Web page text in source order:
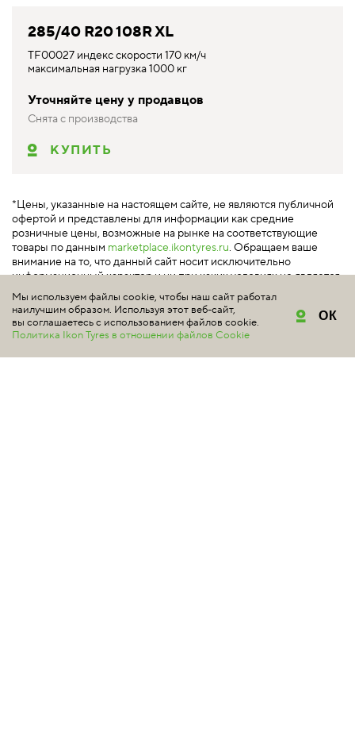
285/40 R20 108R XL
TF00027 индекс скорости 170 км/ч
максимальная нагрузка 1000 кг
Уточняйте цену у продавцов
Снята с производства
КУПИТЬ
*Цены, указанные на настоящем сайте, не являются публичной
офертой и представлены для информации как средние
розничные цены, возможные на рынке на соответствующие
товары по данным marketplace.ikontyres.ru. Обращаем ваше
внимание на то, что данный сайт носит исключительно
информационный характер и ни при каких условиях не является
публичной офертой, определяемой положениями Статьи 437
Гражданского кодекса РФ.
Мы используем файлы cookie, чтобы наш сайт работал
наилучшим образом. Используя этот веб-сайт,
вы соглашаетесь с использованием файлов cookie.
Политика Ikon Tyres в отношении файлов Cookie
ОК